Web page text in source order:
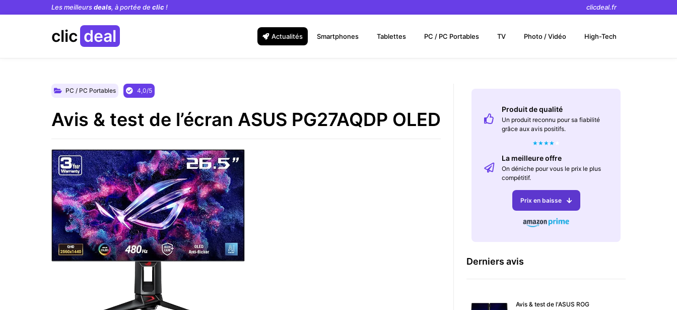
Les meilleursdeals, à portée de clic! clicdeal.fr
clic deal Actualités Smartphones Tablettes PC / PC Portables TV Photo / Vidéo High-Tech
PC / PC Portables 4,0/5
Avis & test de l’écran ASUS PG27AQDP OLED Produit de qualité
Un produit reconnu pour sa fiabilité
grâce aux avis positifs.
★★★★
La meilleure offre
On déniche pour vous le prix le plus
compétitif.
Prix en baisse
Derniers avis
Avis & test de l'ASUS ROG